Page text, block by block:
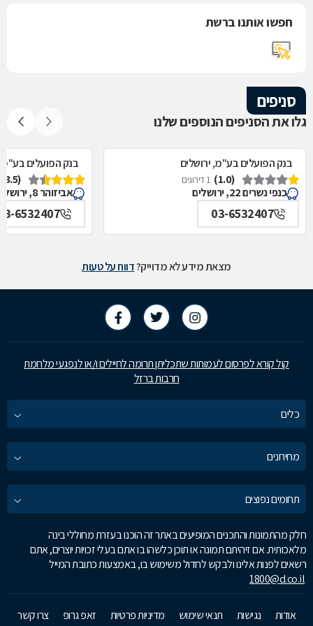
חפשו אותנו ברשת
סניפים
גלו את הסניפים הנוספים שלנו
בנק הפועלים בע"מ, ירושלים
(1.0)
1 דירוגים
כנפי נשרים 22, ירושלים
03-6532407
בנק הפועלים בע"מ,
(3.5)
אביזוהר 8, ירושלים
6532407
מצאת מידע לא מדוייק?דווח על טעות
קול קורא לפרסום לעמותות שתכליתן תרומה לחיילים ו/או לנפגעי מלחמת
חרבות ברזל
כלים
מחירונים
תחומים נפוצים
חלק מהתמונות והתכנים המופיעים באתר זה הוכנו בעזרת מחוללי בינה
מלאכותית. אם זיהיתם תמונה או תוכן כלשהו בו אתם בעלי זכויות יוצרים, אתם
רשאים לפנות אלינו ולבקש לחדול משימוש בו, באמצעות כתובת המייל
1800@d.co.il
אודות נגישות תנאי שימוש מדיניות פרטיות זאפ גרופ צרו קשר